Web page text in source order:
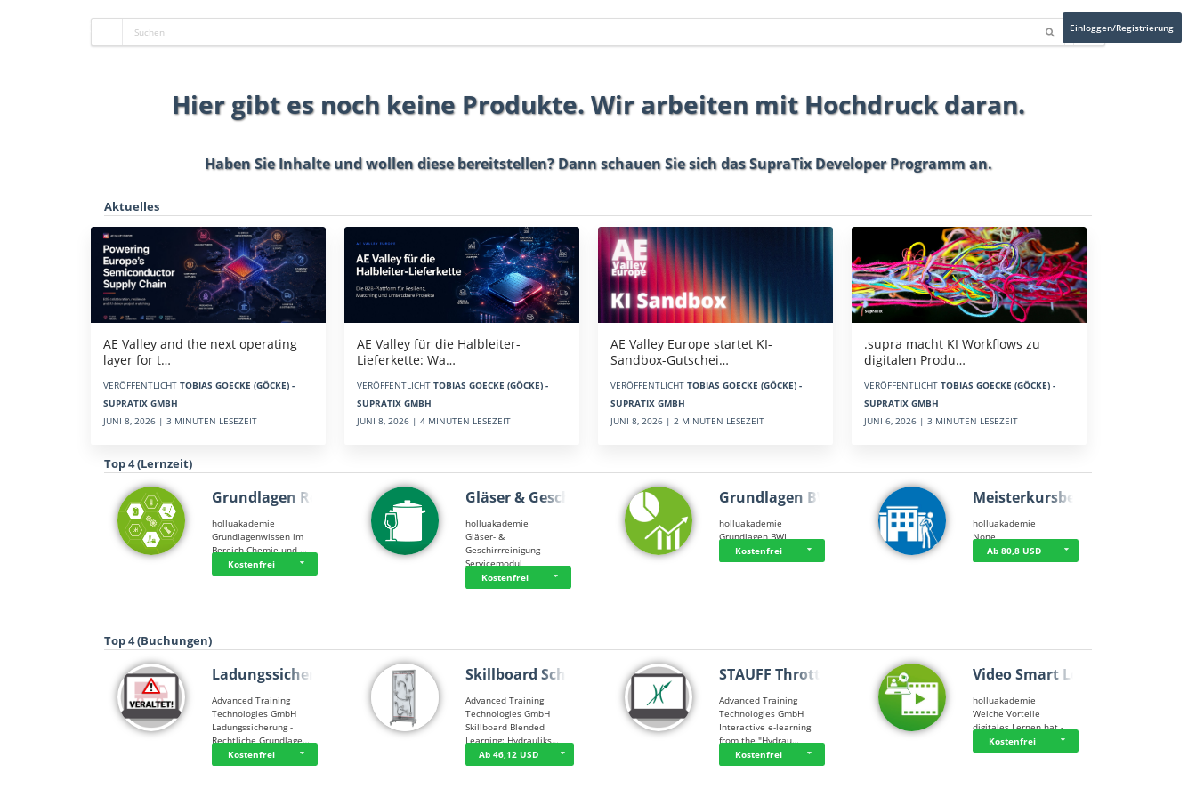
Einloggen/Registrierung
Hier gibt es noch keine Produkte. Wir arbeiten mit Hochdruck daran.
Haben Sie Inhalte und wollen diese bereitstellen? Dann schauen Sie sich dasSupraTix Developer Programman.
Aktuelles
AE Valley and the next operating
layer for t…
VERÖFFENTLICHT TOBIAS GOECKE (GÖCKE) -
SUPRATIX GMBH
JUNI 8, 2026 | 3 MINUTEN LESEZEIT
AE Valley für die Halbleiter-
Lieferkette: Wa…
VERÖFFENTLICHT TOBIAS GOECKE (GÖCKE) -
SUPRATIX GMBH
JUNI 8, 2026 | 4 MINUTEN LESEZEIT
AE Valley Europe startet KI-
Sandbox-Gutschei…
VERÖFFENTLICHT TOBIAS GOECKE (GÖCKE) -
SUPRATIX GMBH
JUNI 8, 2026 | 2 MINUTEN LESEZEIT
.supra macht KI Workflows zu
digitalen Produ…
VERÖFFENTLICHT TOBIAS GOECKE (GÖCKE) -
SUPRATIX GMBH
JUNI 6, 2026 | 3 MINUTEN LESEZEIT
Top 4 (Lernzeit)
Grundlagen Rein…
holluakademie
Grundlagenwissen im
Bereich Chemie und …
Kostenfrei
Gläser & Geschi…
holluakademie
Gläser- &
Geschirrreinigung
Servicemodul
Kostenfrei
Grundlagen BWL
holluakademie
Grundlagen BWL
Kostenfrei
Meisterkursbegl…
holluakademie
None
Ab 80,8 USD
Top 4 (Buchungen)
Ladungssicherung
Advanced Training
Technologies GmbH
Ladungssicherung -
Rechtliche Grundlage…
Kostenfrei
Skillboard Schl…
Advanced Training
Technologies GmbH
Skillboard Blended
Learning: Hydrauliks…
Ab 46,12 USD
STAUFF Throttle…
Advanced Training
Technologies GmbH
Interactive e-learning
from the "Hydrau…
Kostenfrei
Video Smart Lea…
holluakademie
Welche Vorteile
digitales Lernen hat - …
Kostenfrei